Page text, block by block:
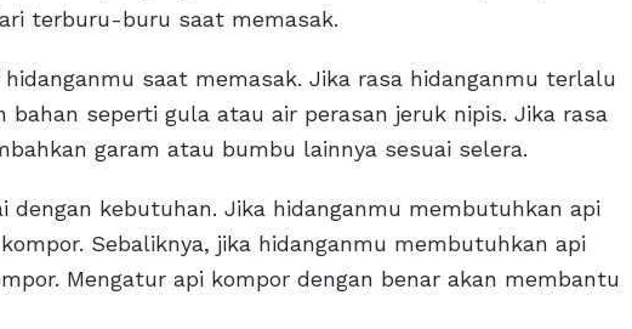
terburu-buru saat memasak.
saat memasak. Jika rasa hidanganmu terlalu
bahan seperti gula atau air perasan jeruk nipis. Jika rasa
garam atau bumbu lainnya sesuai selera.
dengan kebutuhan. Jika hidanganmu membutuhkan api
Sebaliknya, jika hidanganmu membutuhkan api
Mengatur api kompor dengan benar akan membantu